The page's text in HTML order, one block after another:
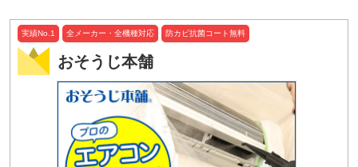
実績No.1 全メーカー・全機種対応 防カビ抗菌コート無料
おそうじ本舗